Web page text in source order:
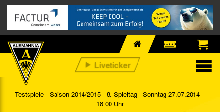
Testspiele - Saison 2014/2015 - 8. Spieltag - Sonntag 27.07.2014 -
18:00 Uhr